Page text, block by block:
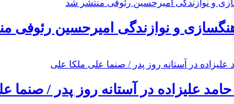
و نوازندگی امیرحسین رئوفی
علیزاده در آستانه روز پدر / صنما